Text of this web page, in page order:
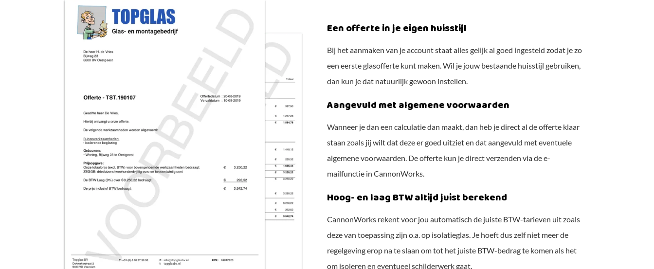
Een offerte in je eigen huisstijl
Bij het aanmaken van je account staat alles gelijk al goed ingesteld zodat je zo
een eerste glasofferte kunt maken. Wil je jouw bestaande huisstijl gebruiken,
dan kun je dat natuurlijk gewoon instellen.
Aangevuld met algemene voorwaarden
Wanneer je dan een calculatie dan maakt, dan heb je direct al de offerte klaar
staan zoals jij wilt dat deze er goed uitziet en dat aangevuld met eventuele
algemene voorwaarden. De offerte kun je direct verzenden via de e-
mailfunctie in CannonWorks.
Hoog- en laag BTW altijd juist berekend
CannonWorks rekent voor jou automatisch de juiste BTW-tarieven uit zoals
deze van toepassing zijn o.a. op isolatieglas. Je hoeft dus zelf niet meer de
regelgeving erop na te slaan om tot het juiste BTW-bedrag te komen als het
om isoleren en eventueel schilderwerk gaat.